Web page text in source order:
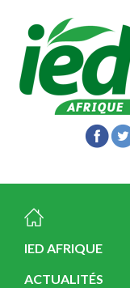
IED AFRIQUE
ACTUALITÉS